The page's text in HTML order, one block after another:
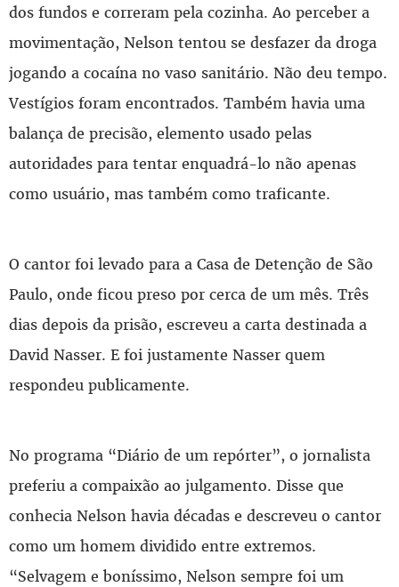
dos fundos e correram pela cozinha. Ao perceber a
movimentação, Nelson tentou se desfazer da droga
jogando a cocaína no vaso sanitário. Não deu tempo.
Vestígios foram encontrados. Também havia uma
balança de precisão, elemento usado pelas
autoridades para tentar enquadrá-lo não apenas
como usuário, mas também como traficante.
O cantor foi levado para a Casa de Detenção de São
Paulo, onde ficou preso por cerca de um mês. Três
dias depois da prisão, escreveu a carta destinada a
David Nasser. E foi justamente Nasser quem
respondeu publicamente.
No programa “Diário de um repórter”, o jornalista
preferiu a compaixão ao julgamento. Disse que
conhecia Nelson havia décadas e descreveu o cantor
como um homem dividido entre extremos.
“Selvagem e boníssimo, Nelson sempre foi um